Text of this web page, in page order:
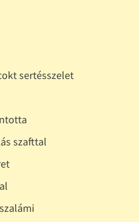
sertésszelet
szafttal